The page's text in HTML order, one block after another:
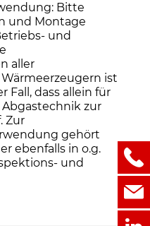
Bitte
und Montage
und
aller
ist
Fall, dass allein für
zur
Zur
gehört
ebenfalls in o.g.
und